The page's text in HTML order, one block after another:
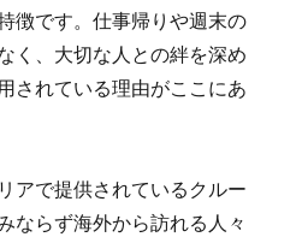
徴です。仕事帰りや週末の
く、大切な人との絆を深め
されている理由がここにあ
アで提供されているクルー
ならず海外から訪れる人々